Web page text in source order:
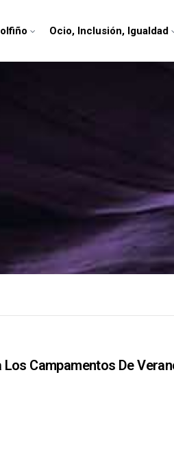
Ocio, Inclusión, Igualdad
Campamentos De